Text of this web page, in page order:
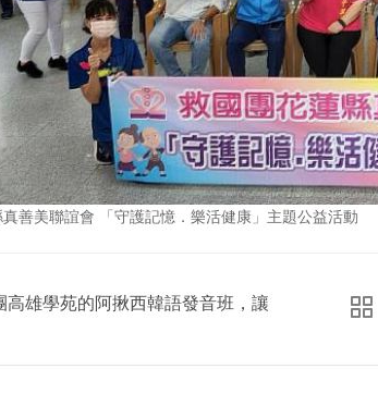
善美聯誼會 「守護記憶．樂活健康」主題公益活動
高雄學苑的阿揪西韓語發音班，讓